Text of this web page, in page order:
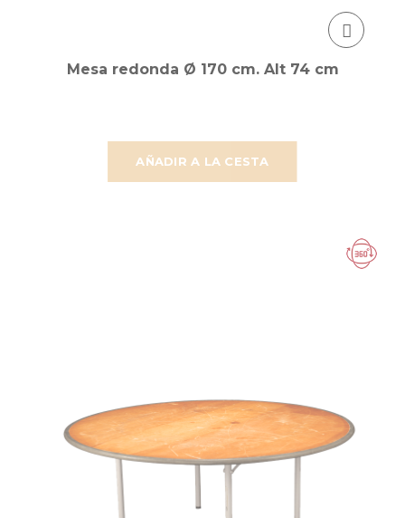
AÑADIR A LA CESTA
Mesa redonda Ø 170 cm. Alt 74 cm